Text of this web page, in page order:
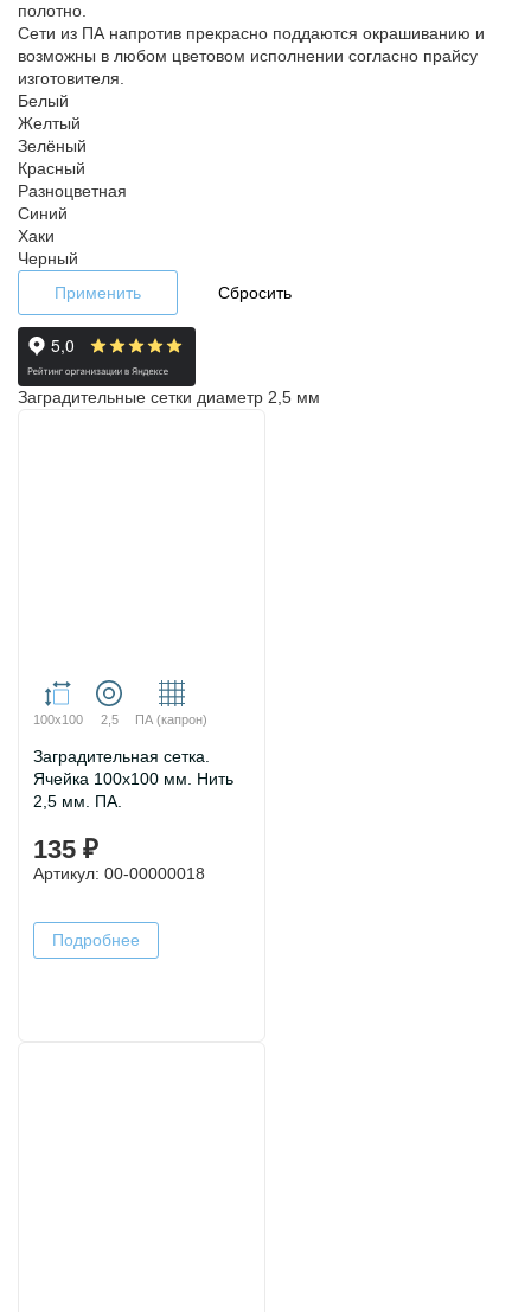
полотно.
Сети из ПА напротив прекрасно поддаются окрашиванию и
возможны в любом цветовом исполнении согласно прайсу
изготовителя.
Белый
Желтый
Зелёный
Красный
Разноцветная
Синий
Хаки
Черный
Применить
Сбросить
Заградительные сетки диаметр 2,5 мм
100х100 2,5 ПА (капрон)
Заградительная сетка.
Ячейка 100х100 мм. Нить
2,5 мм. ПА.
135 ₽
Артикул: 00-00000018
Подробнее